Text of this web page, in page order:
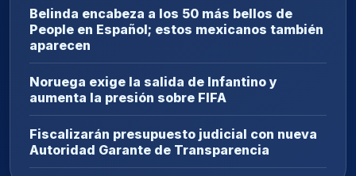
Belinda encabeza a los 50 más bellos de
People en Español; estos mexicanos también
aparecen
Noruega exige la salida de Infantino y
aumenta la presión sobre FIFA
Fiscalizarán presupuesto judicial con nueva
Autoridad Garante de Transparencia